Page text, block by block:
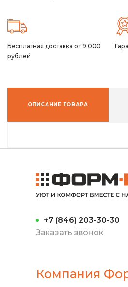
Бесплатная доставка от 9.000
рублей
ОПИСАНИЕ ТОВАРА
+7 (846) 203-30-30
Заказать звонок
Компания